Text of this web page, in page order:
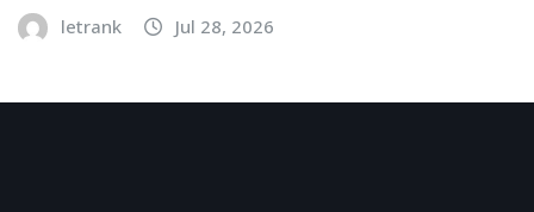
letrank Jul 28, 2026